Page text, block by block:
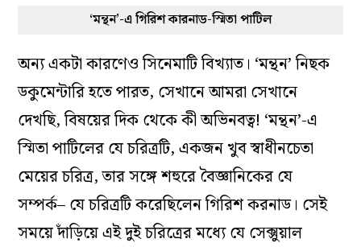
‘মন্থন’-এ গিরিশ কারনাড-স্মিতা পাটিল
অন্য একটা কারণেও সিনেমাটি বিখ্যাত। ‘মন্থন’ নিছক
ডকুমেন্টারি হতে পারত, সেখানে আমরা সেখানে
দেখছি, বিষয়ের দিক থেকে কী অভিনবত্ব! ‘মন্থন’-এ
স্মিতা পাটিলের যে চরিত্রটি, একজন খুব স্বাধীনচেতা
মেয়ের চরিত্র, তার সঙ্গে শহুরে বৈজ্ঞানিকের যে
সম্পর্ক– যে চরিত্রটি করেছিলেন গিরিশ করনাড। সেই
সময়ে দাঁড়িয়ে এই দুই চরিত্রের মধ্যে যে সেক্সুয়াল